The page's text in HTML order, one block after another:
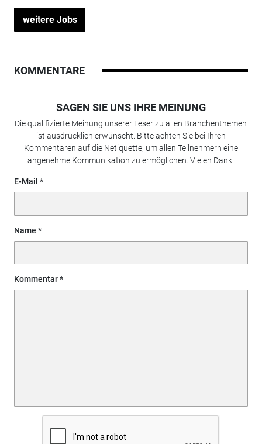
weitere Jobs
KOMMENTARE
SAGEN SIE UNS IHRE MEINUNG
Die qualifizierte Meinung unserer Leser zu allen Branchenthemen
ist ausdrücklich erwünscht. Bitte achten Sie bei Ihren
Kommentaren auf die Netiquette, um allen Teilnehmern eine
angenehme Kommunikation zu ermöglichen. Vielen Dank!
E-Mail
Name
Kommentar